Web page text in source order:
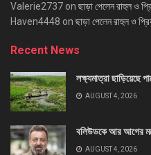
Valerie2737 on ছাড়া পেলেন রাহুল ও
Haven4448 on ছাড়া পেলেন রাহুল ও
Recent News
লক্ষ্যমাত্রা ছাড়িয়েছে
AUGUST 4, 2026
বলিউডকে আর আগের
AUGUST 4, 2026